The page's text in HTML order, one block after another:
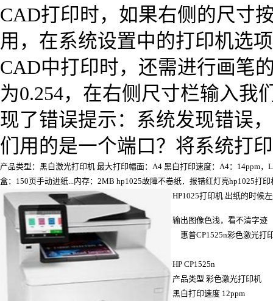
CAD打印时，如果右侧的尺寸
用，在系统设置中的打印机选
CAD中打印时，还需进行画笔
为0.254，在右侧尺寸栏输入我
现了错误提示：系统发现错误
们用的是一个端口？将系统打
产品类型：黑白激光打印机 最大打印幅面：A4 黑白打印速度：A4：14ppm
盒：150页手动进纸...内存：2MB hp1025故障不卷纸．报错红灯亮hp1025打
HP1025打印机.出纸的时候
输出图像色浅，看不清字迹
惠普CP1525n彩色激光打
HP CP1525n
产品类型 彩色激光打印机
黑白打印速度 12ppm